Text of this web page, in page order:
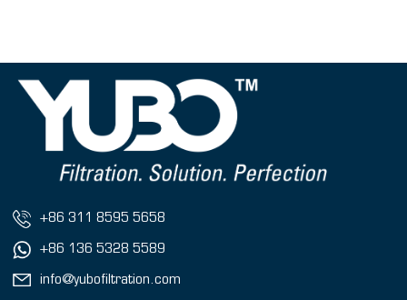
+86 311 8595 5658
+86 136 5328 5589
info@yubofiltration.com